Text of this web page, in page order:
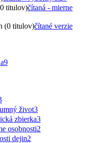
titulov)čítaná - mierne
(0 titulov)čítané verzie
9
život3
zbierka3
osobnosti2
dejin2